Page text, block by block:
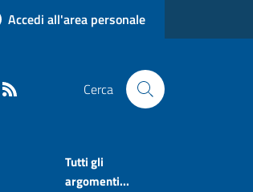
Accedi all'area personale
Cerca
Tutti gli
argomenti...